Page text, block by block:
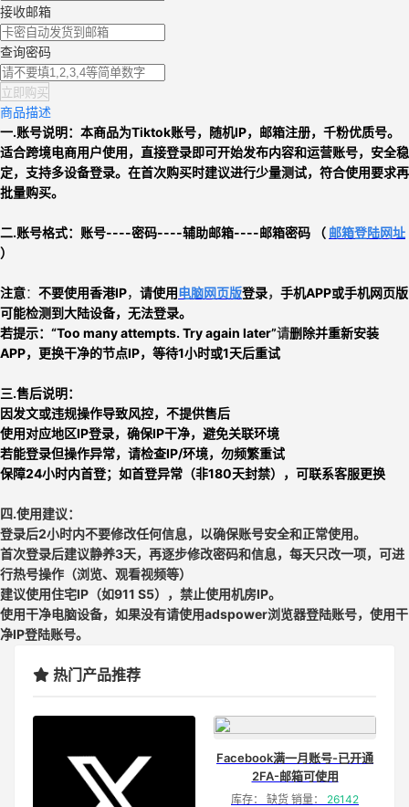
接收邮箱
查询密码
立即购买
商品描述
一.账号说明：本商品为Tiktok账号， 随机IP，邮箱注册， 千粉优质号。
适合跨境电商用户使用，直接登录即可开始发布内容和运营账号，安全稳
定，支持多设备登录。 在首次购买时建议进行少量测试，符合使用要求再
批量购买。
二.账号格式： 账号----密码----辅助邮箱----邮箱密码 （ 邮箱登陆网址
）
注意： 不要使用香港IP， 请使用电脑网页版登录， 手机APP或手机网页版
可能检测到大陆设备，无法登录。
若提示： “Too many attempts. Try again later”请删除并重新安装
APP， 更换干净的节点IP， 等待1小时或1天后重试
三.售后说明：
因发文或违规操作导致风控，不提供售后
使用对应地区IP登录，确保IP干净，避免关联环境
若能登录但操作异常，请检查IP/环境，勿频繁重试
保障24小时内首登；如首登异常（非180天封禁），可联系客服更换
四.使用建议：
登录后2小时内不要修改任何信息，以确保账号安全和正常使用。
首次登录后建议静养3天，再逐步修改密码和信息，每天只改一项， 可进
行热号操作（浏览、观看视频等）
建议使用住宅IP（如911 S5），禁止使用机房IP。
使用干净电脑设备，如果没有请使用adspower浏览器登陆账号，使用干
净IP登陆账号。
热门产品推荐
Facebook满一月账号-已开通
2FA-邮箱可使用
库存： 缺货 销量： 26142